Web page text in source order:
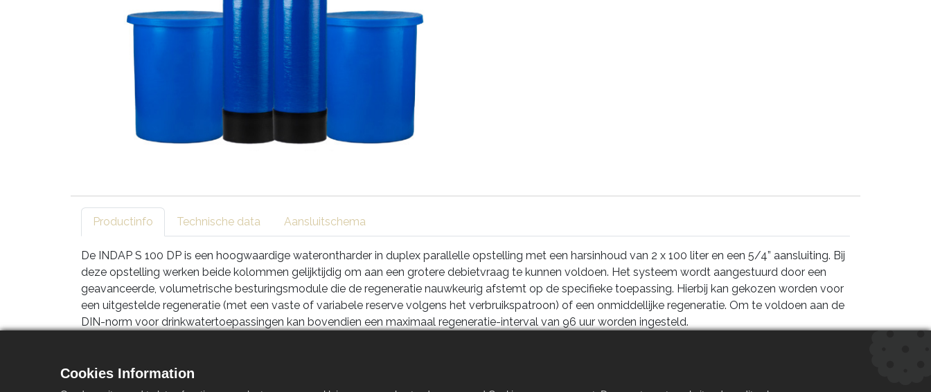
Productinfo Technische data Aansluitschema
De INDAP S 100 DP is een hoogwaardige waterontharder in duplex parallelle opstelling met een harsinhoud van 2 x 100 liter en een 5/4” aansluiting. Bij
deze opstelling werken beide kolommen gelijktijdig om aan een grotere debietvraag te kunnen voldoen. Het systeem wordt aangestuurd door een
geavanceerde, volumetrische besturingsmodule die de regeneratie nauwkeurig afstemt op de specifieke toepassing. Hierbij kan gekozen worden voor
een uitgestelde regeneratie (met een vaste of variabele reserve volgens het verbruikspatroon) of een onmiddellijke regeneratie. Om te voldoen aan de
DIN-norm voor drinkwatertoepassingen kan bovendien een maximaal regeneratie-interval van 96 uur worden ingesteld.
aanzienlijk lager spoelwaterverbruik. Het toestel is verder uitgerust met een droge zoutbak en een EEPROM-geheugenback-up, waardoor alle
programma-instellingen bij een eventuele stroompanne veilig bewaard blijven.
Cookies Information